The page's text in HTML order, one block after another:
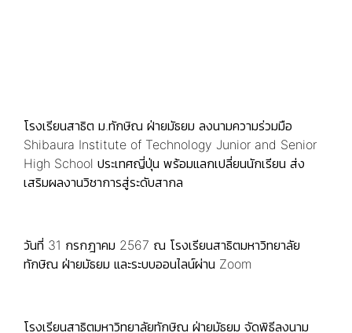
โรงเรียนสาธิต ม.ทักษิณ ฝ่ายมัธยม ลงนามความร่วมมือ
Shibaura Institute of Technology Junior and Senior
High School ประเทศญี่ปุ่น พร้อมแลกเปลี่ยนนักเรียน ส่ง
เสริมผลงานวิชาการสู่ระดับสากล
วันที่ 31 กรกฎาคม 2567 ณ โรงเรียนสาธิตมหาวิทยาลัย
ทักษิณ ฝ่ายมัธยม และระบบออนไลน์ผ่าน Zoom
โรงเรียนสาธิตมหาวิทยาลัยทักษิณ ฝ่ายมัธยม จัดพิธีลงนาม